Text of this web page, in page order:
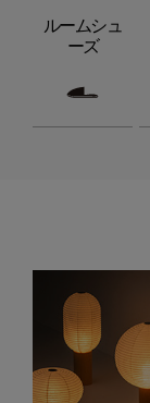
ルームシュ
ーズ